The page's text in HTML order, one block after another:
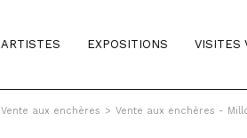
ARTISTES EXPOSITIONS VISITES
Vente aux enchères > Vente aux enchères -